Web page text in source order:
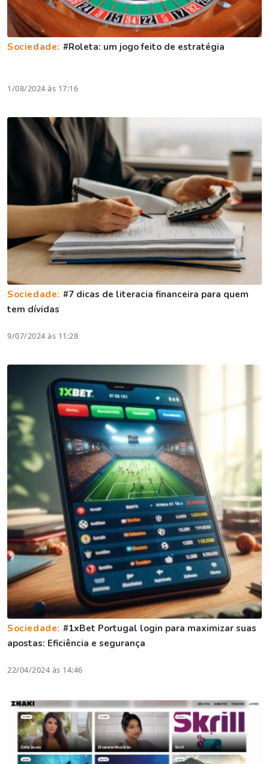
Sociedade: #Roleta: um jogo feito de estratégia
1/08/2024 às 17:16
Sociedade: #7 dicas de literacia financeira para quem
tem dívidas
9/07/2024 às 11:28
Sociedade: #1xBet Portugal login para maximizar suas
apostas: Eficiência e segurança
22/04/2024 às 14:46